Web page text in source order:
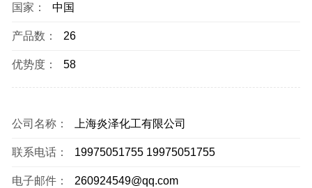
国家： 中国
产品数： 26
优势度： 58
公司名称： 上海炎泽化工有限公司
联系电话： 19975051755 19975051755
电子邮件： 260924549@qq.com